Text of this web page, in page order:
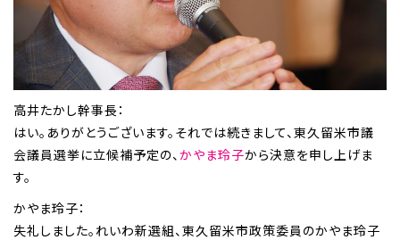
高井たかし幹事長：
はい。ありがとうございます。それでは続きまして、東久留米市議
会議員選挙に立候補予定の、かやま玲子から決意を申し上げま
す。
かやま玲子：
失礼しました。れいわ新選組、東久留米市政策委員のかやま玲子